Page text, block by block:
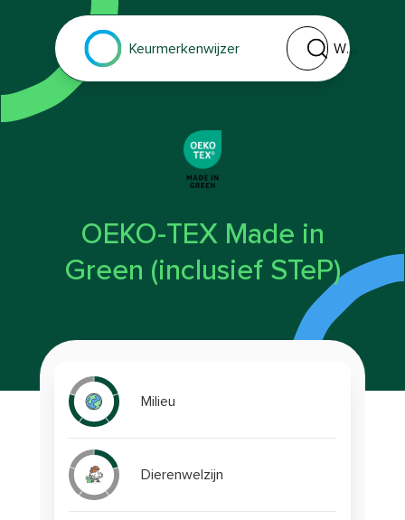
Keurmerkenwijzer
Welk keurmerk of
OEKO-TEX Made in
Green (inclusief STeP)
Milieu
Dierenwelzijn